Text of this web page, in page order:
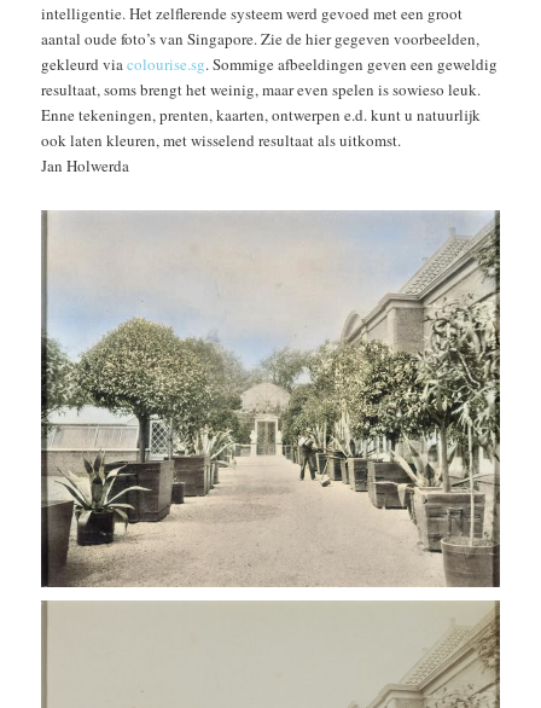
intelligentie. Het zelflerende systeem werd gevoed met een groot
aantal oude foto’s van Singapore. Zie de hier gegeven voorbeelden,
gekleurd viacolourise.sg. Sommige afbeeldingen geven een geweldig
resultaat, soms brengt het weinig, maar even spelen is sowieso leuk.
Enne tekeningen, prenten, kaarten, ontwerpen e.d. kunt u natuurlijk
ook laten kleuren, met wisselend resultaat als uitkomst.
Jan Holwerda